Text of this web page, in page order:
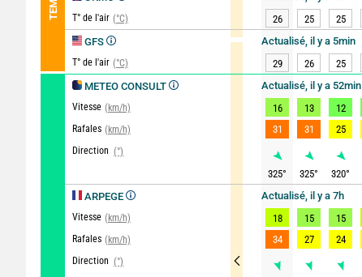
T° de l'air (°C)
GFS
T° de l'air (°C)
METEO CONSULT
Vitesse (km/h)
Rafales (km/h)
Direction (°)
ARPEGE
Vitesse (km/h)
Rafales (km/h)
Direction (°)
26
25 25
Actualisé, il y a 5min
29
26 25
Actualisé, il y a 52min
16
13 12
31
31 25
325° 325° 320°
Actualisé, il y a 7h
18
15 15
34
27 24